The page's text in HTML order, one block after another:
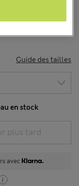
Guide des tailles
en stock
plus tard
avec